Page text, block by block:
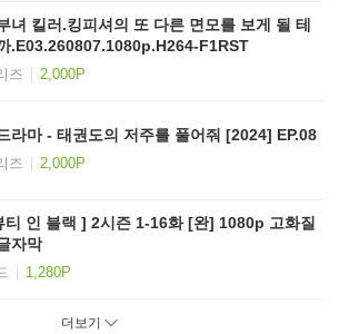
녀 킬러.킹피셔의 또 다른 면모를 보게 될 테
.E03.260807.1080p.H264-F1RST
즈 2,000P
라마 - 태권도의 저주를 풀어줘 [2024] EP.08
즈 2,000P
티 인 블랙 ] 2시즌 1-16화 [완] 1080p 고화질
자막
1,280P
더보기